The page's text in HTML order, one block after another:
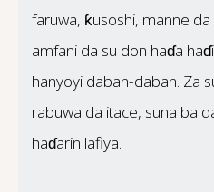
faruwa, ƙusoshi, manne
amfani da su don haɗa
hanyoyi daban-daban. Za
rabuwa da itace, suna ba
haɗarin lafiya.